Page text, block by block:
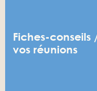
Fiches-conseils
vos réunions